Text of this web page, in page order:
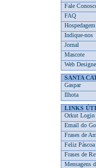
Fale
FAQ
Indique-nos
Jornal
Mascote
Web
SANTA
Gaspar
Ilhota
LINKS
Orkut Login
Email do
Frases de
Feliz Páscoa
Frases de
Mensagens